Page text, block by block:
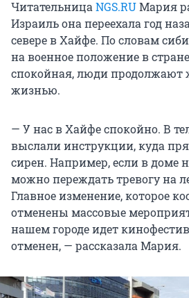
Читательница NGS.RUМария
Израиль она переехала год
севере в Хайфе. По словам
на военное положение в
спокойная, люди продолжают
жизнью.
— У нас в Хайфе спокойно. В
выслали инструкции, куда
сирен. Например, если в доме
можно переждать тревогу на
Главное изменение, которое
отменены массовые
нашем городе идет
отменен, — рассказала Мария.